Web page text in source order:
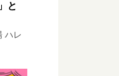
と
ハレ